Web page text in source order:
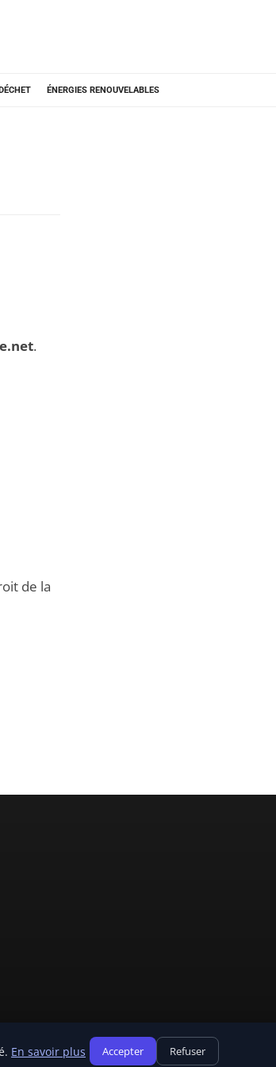
ÉNERGIES RENOUVELABLES
.
de la
En savoir plus Accepter Refuser